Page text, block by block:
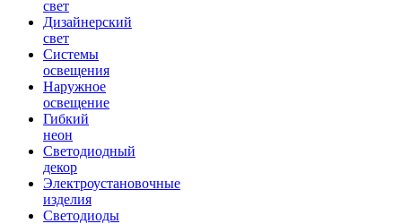
свет
Дизайнерский
свет
Системы
освещения
Наружное
освещение
Гибкий
неон
Светодиодный
декор
Электроустановочные
изделия
Светодиоды